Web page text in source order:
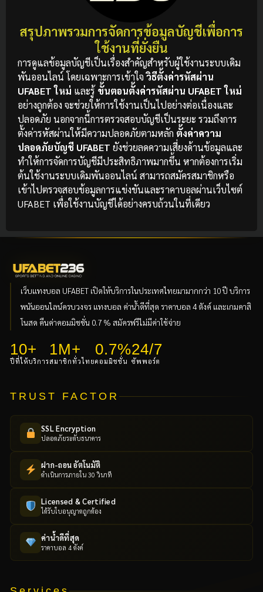
สรุปภาพรวมการจัดการข้อมูลบัญชีเพื่อการ
ใช้งานที่ยั่งยืน
การดูแลข้อมูลบัญชีเป็นเรื่องสำคัญสำหรับผู้ใช้งานระบบเดิม
พันออนไลน์ โดยเฉพาะการเข้าใจวิธีตั้งค่ารหัสผ่าน
UFABET ใหม่ และรู้ ขั้นตอนตั้งค่ารหัสผ่าน UFABET ใหม่
อย่างถูกต้อง จะช่วยให้การใช้งานเป็นไปอย่างต่อเนื่องและ
ปลอดภัย นอกจากนี้การตรวจสอบบัญชีเป็นระยะ รวมถึงการ
ตั้งค่ารหัสผ่านให้มีความปลอดภัยตามหลัก ตั้งค่าความ
ปลอดภัยบัญชี UFABET ยังช่วยลดความเสี่ยงด้านข้อมูลและ
ทำให้การจัดการบัญชีมีประสิทธิภาพมากขึ้น หากต้องการเริ่ม
ต้นใช้งานระบบเดิมพันออนไลน์ สามารถสมัครสมาชิกหรือ
เข้าไปตรวจสอบข้อมูลการแข่งขันและราคาบอลผ่านเว็บไซต์
UFABET เพื่อใช้งานบัญชีได้อย่างครบถ้วนในที่เดียว
เว็บแทงบอล UFABET เปิดให้บริการในประเทศไทยมามากกว่า 10 ปี บริการ
พนันออนไลน์ครบวงจร แทงบอล ค่าน้ำดีที่สุด ราคาบอล 4 ตังค์ และเกมคาสิ
โนสด คืนค่าคอมมิชชั่น 0.7 % สมัครฟรีไม่มีค่าใช้จ่าย
10+
ปีที่ให้บริการ
1M+
สมาชิกทั่วไทย
0.7%
คอมมิชชั่น
24/7
ซัพพอร์ต
TRUST FACTOR
SSL Encryption
ปลอดภัยระดับธนาคาร
ฝาก-ถอน อัตโนมัติ
ดำเนินการภายใน 30 วินาที
Licensed & Certified
ได้รับใบอนุญาตถูกต้อง
ค่าน้ำดีที่สุด
ราคาบอล 4 ตังค์